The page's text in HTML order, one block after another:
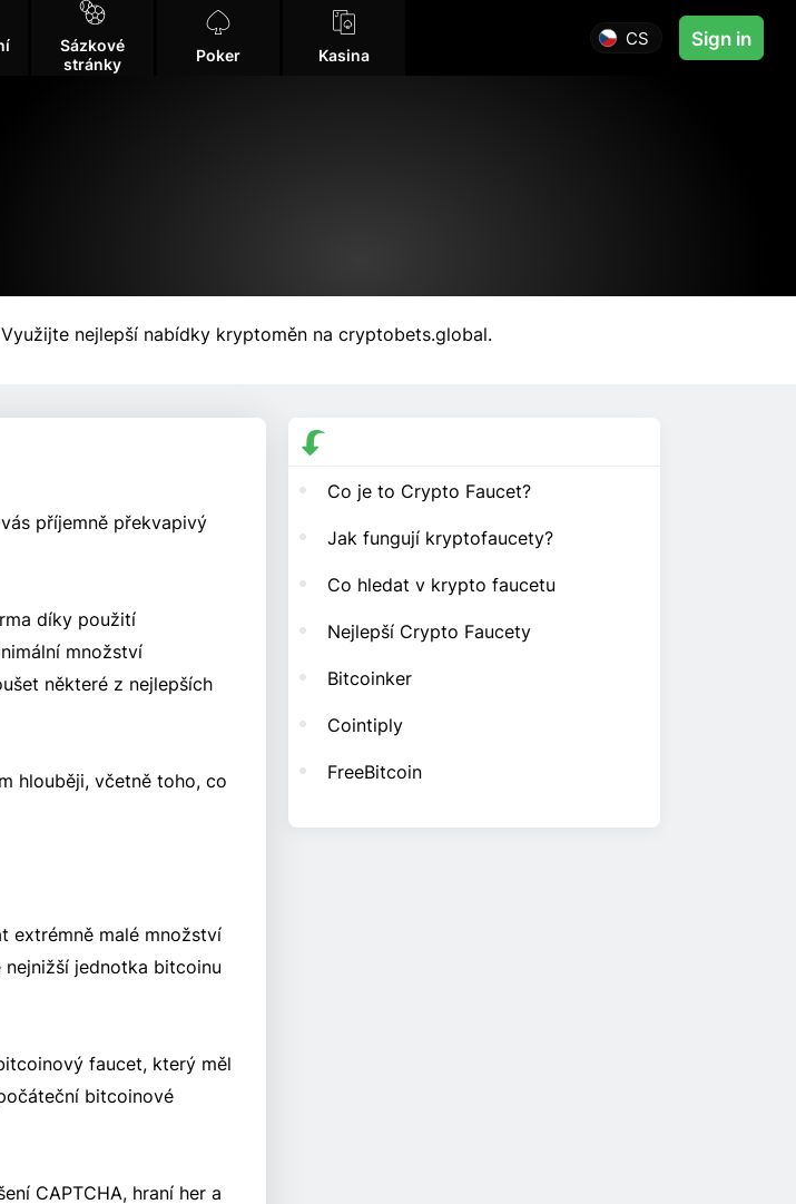
Sázkové
stránky
Poker Kasina
CS Sign in
nejlepší nabídky kryptoměn na cryptobets.global.
příjemně překvapivý
díky použití
množství
některé z nejlepších
hlouběji, včetně toho, co
extrémně malé množství
jednotka bitcoinu
faucet, který měl
bitcoinové
CAPTCHA, hraní her a
Co je to Crypto Faucet?
Jak fungují kryptofaucety?
Co hledat v krypto faucetu
Nejlepší Crypto Faucety
Bitcoinker
Cointiply
FreeBitcoin